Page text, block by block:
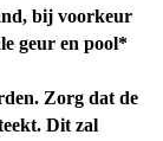
bij voorkeur
geur en pool*
Zorg dat de
Dit zal